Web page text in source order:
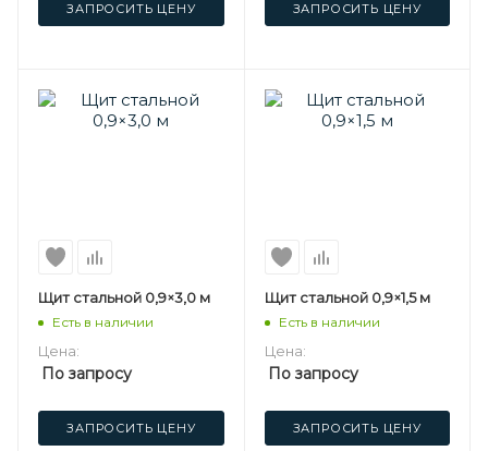
ЗАПРОСИТЬ ЦЕНУ ЗАПРОСИТЬ ЦЕНУ
Щит стальной 0,9×3,0 м
Есть в наличии
Цена:
По запросу
ЗАПРОСИТЬ ЦЕНУ
Щит стальной 0,9×1,5 м
Есть в наличии
Цена:
По запросу
ЗАПРОСИТЬ ЦЕНУ